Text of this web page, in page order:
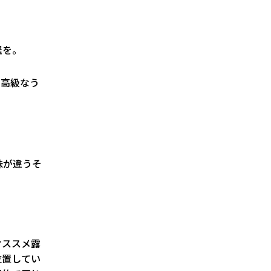
。
級なう
違うそ
スメ露
してい